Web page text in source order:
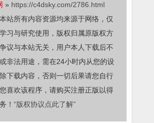
» https://c4dsky.com/2786.html
站所有内容资源均来源于网络，仅
习与研究使用，版权归属原版权方
议与本站无关，用户本人下载后不
非法用途，需在24小时内从您的设
下载内容，否则一切后果请您自行
喜欢该程序，请购买注册正版以得
！ “版权协议点此了解”